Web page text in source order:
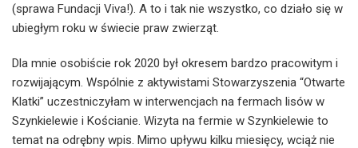
(sprawa Fundacji Viva!). A to i tak nie wszystko, co działo się w
ubiegłym roku w świecie praw zwierząt.
Dla mnie osobiście rok 2020 był okresem bardzo pracowitym i
rozwijającym. Wspólnie z aktywistami Stowarzyszenia “Otwarte
Klatki” uczestniczyłam w interwencjach na fermach lisów w
Szynkielewie i Kościanie. Wizyta na fermie w Szynkielewie to
temat na odrębny wpis. Mimo upływu kilku miesięcy, wciąż nie